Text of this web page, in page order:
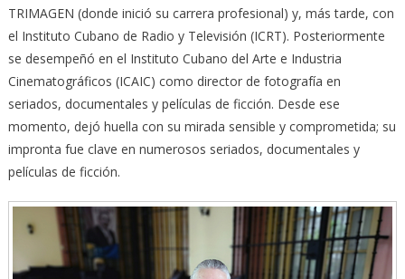
TRIMAGEN (donde inició su carrera profesional) y, más tarde, con
el Instituto Cubano de Radio y Televisión (ICRT). Posteriormente
se desempeñó en el Instituto Cubano del Arte e Industria
Cinematográficos (ICAIC) como director de fotografía en
seriados, documentales y películas de ficción. Desde ese
momento, dejó huella con su mirada sensible y comprometida; su
impronta fue clave en numerosos seriados, documentales y
películas de ficción.